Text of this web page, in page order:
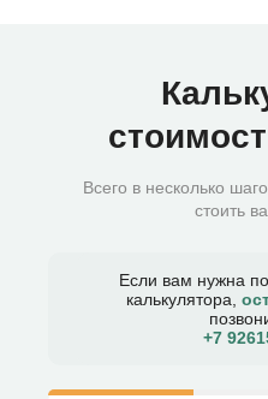
Всего в несколько
стоить
Если вам нужна
калькулятора,
+7